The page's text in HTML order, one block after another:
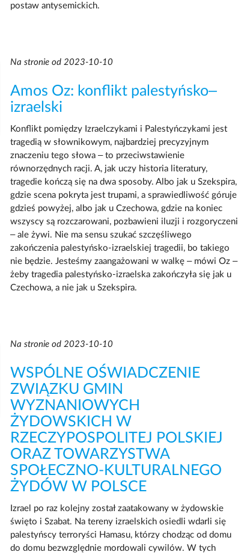
postaw antysemickich.
Na stronie od 2023-10-10
Amos Oz: konflikt palestyńsko–
izraelski
Konflikt pomiędzy Izraelczykami i Palestyńczykami jest
tragedią w słownikowym, najbardziej precyzyjnym
znaczeniu tego słowa – to przeciwstawienie
równorzędnych racji. A, jak uczy historia literatury,
tragedie kończą się na dwa sposoby. Albo jak u Szekspira,
gdzie scena pokryta jest trupami, a sprawiedliwość góruje
gdzieś powyżej, albo jak u Czechowa, gdzie na koniec
wszyscy są rozczarowani, pozbawieni iluzji i rozgoryczeni
– ale żywi. Nie ma sensu szukać szczęśliwego
zakończenia palestyńsko-izraelskiej tragedii, bo takiego
nie będzie. Jesteśmy zaangażowani w walkę – mówi Oz –
żeby tragedia palestyńsko-izraelska zakończyła się jak u
Czechowa, a nie jak u Szekspira.
Na stronie od 2023-10-10
WSPÓLNE OŚWIADCZENIE
ZWIĄZKU GMIN
WYZNANIOWYCH
ŻYDOWSKICH W
RZECZYPOSPOLITEJ POLSKIEJ
ORAZ TOWARZYSTWA
SPOŁECZNO-KULTURALNEGO
ŻYDÓW W POLSCE
Izrael po raz kolejny został zaatakowany w żydowskie
święto i Szabat. Na tereny izraelskich osiedli wdarli się
palestyńscy terroryści Hamasu, którzy chodząc od domu
do domu bezwzględnie mordowali cywilów. W tych